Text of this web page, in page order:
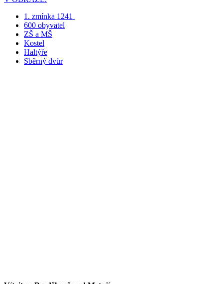
1. zmínka 1241
600 obyvatel
ZŠ a MŠ
Kostel
Haltýře
Sběrný dvůr